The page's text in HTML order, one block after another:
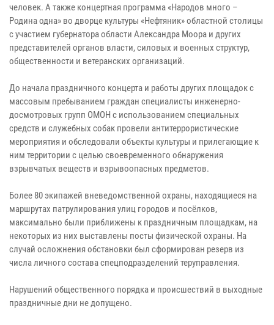
человек. А также концертная программа «Народов много –
Родина одна» во дворце культуры «Нефтяник» областной столицы
с участием губернатора области Александра Моора и других
представителей органов власти, силовых и военных структур,
общественности и ветеранских организаций.
До начала праздничного концерта и работы других площадок с
массовым пребыванием граждан специалисты инженерно-
досмотровых групп ОМОН с использованием специальных
средств и служебных собак провели антитеррористические
мероприятия и обследовали объекты культуры и прилегающие к
ним территории с целью своевременного обнаружения
взрывчатых веществ и взрывоопасных предметов.
Более 80 экипажей вневедомственной охраны, находящиеся на
маршрутах патрулирования улиц городов и посёлков,
максимально были приближены к праздничным площадкам, на
некоторых из них выставлены посты физической охраны. На
случай осложнения обстановки был сформирован резерв из
числа личного состава спецподразделений теруправления.
Нарушений общественного порядка и происшествий в выходные
праздничные дни не допущено.